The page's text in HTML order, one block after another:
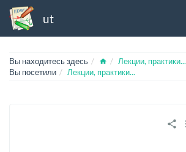
ut
Вы находитесь здесь HomeЛекции, практики...
Вы посетили
Лекции, практики...